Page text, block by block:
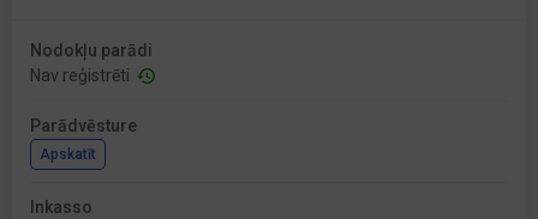
Nodokļu parādi
Nav reģistrēti
Parādvēsture
Apskatīt
Inkasso